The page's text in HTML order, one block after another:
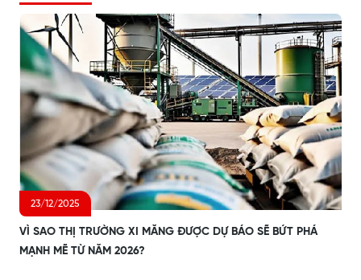
23/12/2025
VÌ SAO THỊ TRƯỜNG XI MĂNG ĐƯỢC DỰ BÁO SẼ BỨT PHÁ
MẠNH MẼ TỪ NĂM 2026?